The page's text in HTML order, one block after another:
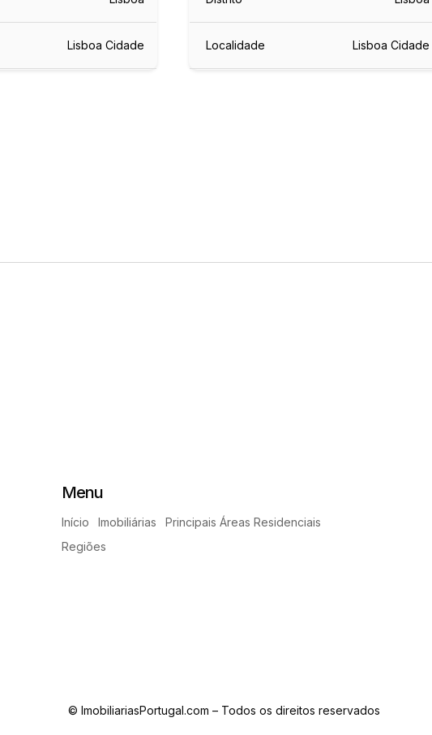
Lisboa Cidade Localidade Lisboa Cidade
Menu
Início Imobiliárias
Principais Áreas Residenciais
Regiões
© ImobiliariasPortugal.com – Todos os direitos reservados